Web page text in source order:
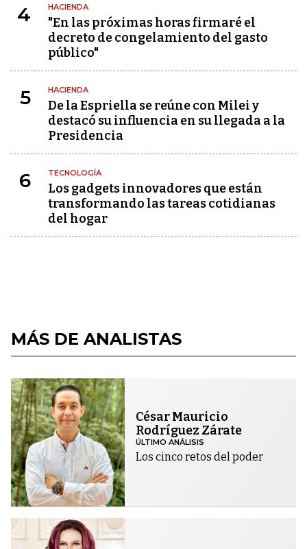
4 HACIENDA
"En las próximas horas firmaré el
decreto de congelamiento del gasto
público"
5 HACIENDA
De la Espriella se reúne con Milei y
destacó su influencia en su llegada a la
Presidencia
6 TECNOLOGÍA
Los gadgets innovadores que están
transformando las tareas cotidianas
del hogar
MÁS DE ANALISTAS
César Mauricio
Rodríguez Zárate
ÚLTIMO ANÁLISIS
Los cinco retos del poder